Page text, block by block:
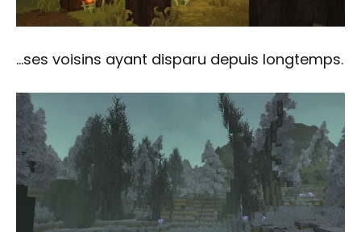
...ses voisins ayant disparu depuis longtemps.